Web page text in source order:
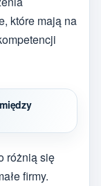
które mają na
różnią się
firmy.